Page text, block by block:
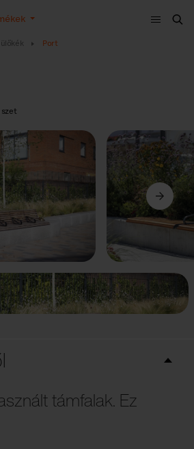
Menü
Port
szet
Következő
támfalak. Ez